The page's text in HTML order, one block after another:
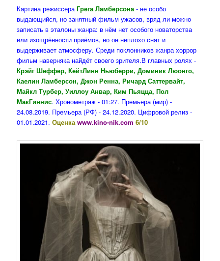
Картина режиссераГрега Ламберсона - не особо
выдающийся, но занятный фильм ужасов, вряд ли можно
записать в эталоны жанра: в нём нет особого новаторства
или изощрённости приёмов, но он неплохо снят и
выдерживает атмосферу. Среди поклонников жанра хоррор
фильм наверняка найдёт своего зрителя.В главных ролях -
Крэйг Шеффер, КейтЛинн Ньюберри, Доминик Люонго,
Каелин Ламберсон, Джон Ренна, Ричард Саттервайт,
Майкл Турбер, Уиллоу Анвар, Ким Пьяцца, Пол
МакГиннис. Хронометраж - 01:27. Премьера (мир) -
24.08.2019. Премьера (РФ) - 24.12.2020. Цифровой релиз -
01.01.2021.Оценкаwww.kino-nik.com 6/10